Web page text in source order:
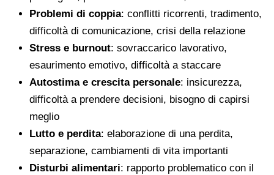
Problemi di coppia: conflitti ricorrenti, tradimento,
difficoltà di comunicazione, crisi della relazione
Stress e burnout: sovraccarico lavorativo,
esaurimento emotivo, difficoltà a staccare
Autostima e crescita personale: insicurezza,
difficoltà a prendere decisioni, bisogno di capirsi
meglio
Lutto e perdita: elaborazione di una perdita,
separazione, cambiamenti di vita importanti
Disturbi alimentari: rapporto problematico con il